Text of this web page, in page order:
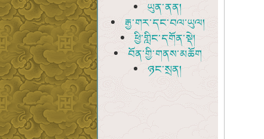
ཡུན་ནན།
རྒྱ་གར་དང་བལ་ཡུལ།
ཕྱི་གླིང་དགོན་སྡེ།
བོན་གྱི་གནས་མཆོག
ཉང་སྲན།